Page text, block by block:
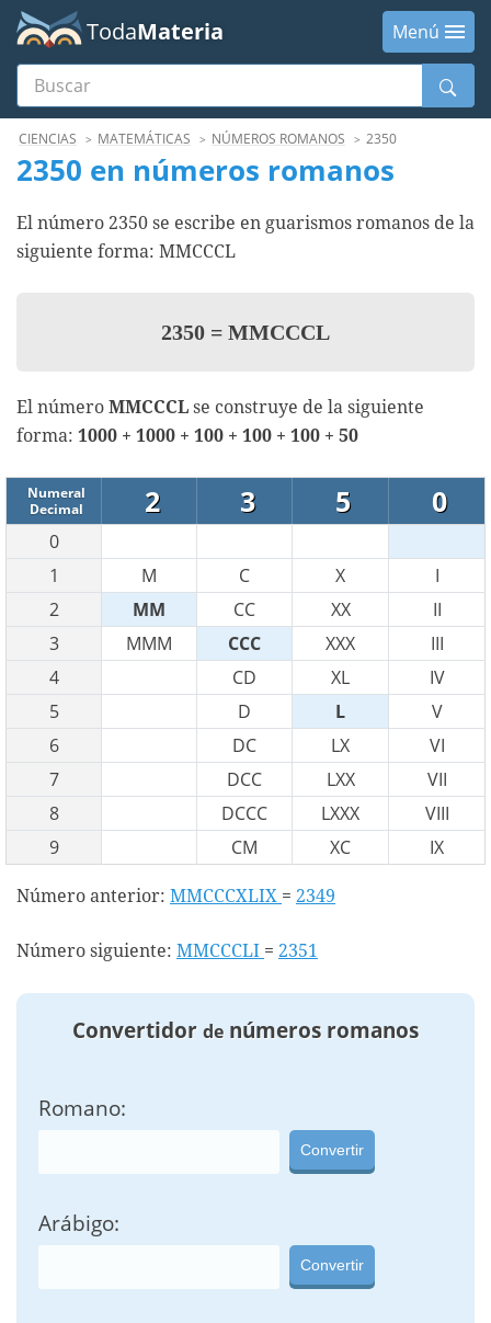
TodaMateria
Menú
Buscar
MenúCIENCIAS MATEMÁTICAS NÚMEROS ROMANOS 2350
2350 en números romanos
El número 2350 se escribe en guarismos romanos de la
siguiente forma: MMCCCL
2350 = MMCCCL
El número MMCCCL se construye de la siguiente
forma: 1000 + 1000 + 100 + 100 + 100 + 50
Numeral
Decimal
2 3 5 0
0
1
M C X
I
2
MM CC XX
II
3
MMM CCC XXX
III
4
CD XL
IV
5
D L
V
6
DC LX
VI
7
DCC LXX
VII
8
DCCC LXXX
VIII
9
CM XC IX
Número anterior: MMCCCXLIX = 2349
Número siguiente: MMCCCLI = 2351
Convertidor de números romanos
Romano:
Convertir
Arábigo:
Convertir